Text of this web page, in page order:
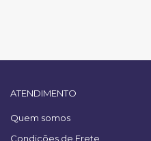
ATENDIMENTO
Quem somos
Condições de Frete